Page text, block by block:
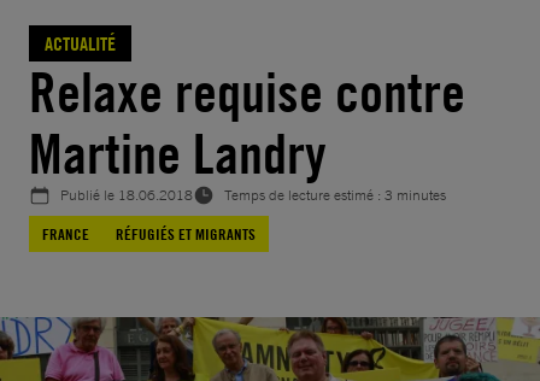
ACTUALITÉ
Relaxe requise contre
Martine Landry
Publié le 18.06.2018
Temps de lecture estimé : 3 minutes
FRANCE
RÉFUGIÉS ET MIGRANTS